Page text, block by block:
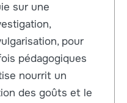
sur une
pour
pédagogiques
nourrit un
des goûts et le